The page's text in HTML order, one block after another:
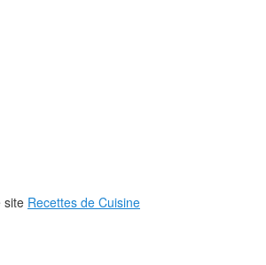
site Recettes de Cuisine